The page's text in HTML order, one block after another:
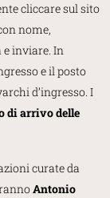
cliccare sul sito
nome,
e inviare. In
e il posto
d’ingresso. I
di arrivo delle
curate da
Antonio